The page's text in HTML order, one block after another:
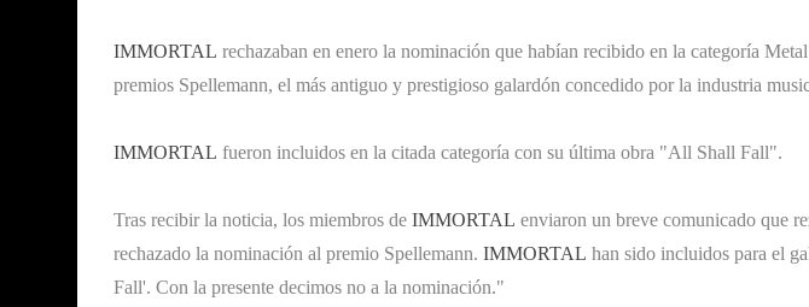
IMMORTAL rechazaban en enero la nominación que habían recibido en la categoría
premios Spellemann, el más antiguo y prestigioso galardón concedido por la industria
IMMORTAL fueron incluidos en la citada categoría con su última obra "All Shall Fall".
Tras recibir la noticia, los miembros de IMMORTAL enviaron un breve comunicado que
rechazado la nominación al premio Spellemann. IMMORTAL han sido incluidos para el
Fall'. Con la presente decimos no a la nominación."